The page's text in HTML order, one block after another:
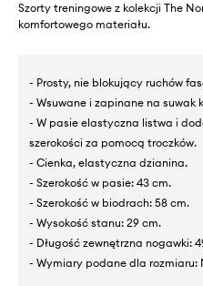
Szorty treningowe z kolekcji The
komfortowego materiału.
- Prosty, nie blokujący ruchów
- Wsuwane i zapinane na suwak
- W pasie elastyczna listwa i
szerokości za pomocą troczków.
- Cienka, elastyczna dzianina.
- Szerokość w pasie: 43 cm.
- Szerokość w biodrach: 58 cm.
- Wysokość stanu: 29 cm.
- Długość zewnętrzna nogawki:
- Wymiary podane dla rozmiaru: